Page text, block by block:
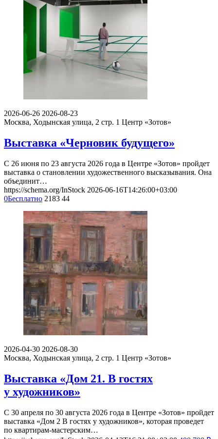
2026-06-26 2026-08-23
Москва, Ходынская улица, 2 стр. 1 Центр «Зотов»
Выставка «Черновик будущего»
С 26 июня по 23 августа 2026 года в Центре «Зотов» пройдет
выставка о становлении художественного высказывания. Она
объединит…
https://schema.org/InStock 2026-06-16T14:26:00+03:00
0Бесплатно 2183 44
2026-04-30 2026-08-30
Москва, Ходынская улица, 2 стр. 1 Центр «Зотов»
Выставка «Дом 21. В гостях
у художников»
С 30 апреля по 30 августа 2026 года в Центре «Зотов» пройдет
выставка «Дом 2 В гостях у художников», которая проведет
по квартирам-мастерским…